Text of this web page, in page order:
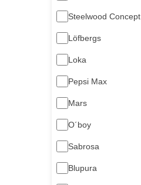
Steelwood Concept
Löfbergs
Loka
Pepsi Max
Mars
O´boy
Sabrosa
Blupura